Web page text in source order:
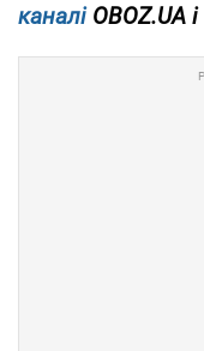
каналіOBOZ.UA і